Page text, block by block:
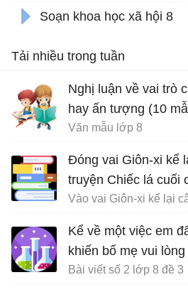
Soạn khoa học xã hội 8
Tải nhiều trong tuần
Nghị luận về vai trò
hay ấn tượng (10
Văn mẫu lớp 8
Đóng vai Giôn-xi kể
truyện Chiếc lá cuối
Kể về một việc em
khiến bố mẹ vui lòng
Bài viết số 2 lớp 8 đề 3